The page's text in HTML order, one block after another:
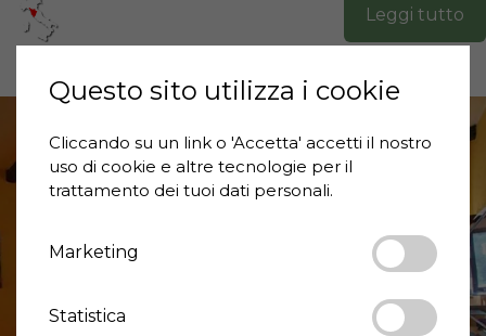
Leggi tutto
❯
Questo sito utilizza i cookie
Cliccando su un link o 'Accetta' accetti il ​​nostro
uso di cookie e altre tecnologie per il
trattamento dei tuoi dati personali.
Marketing
Statistica